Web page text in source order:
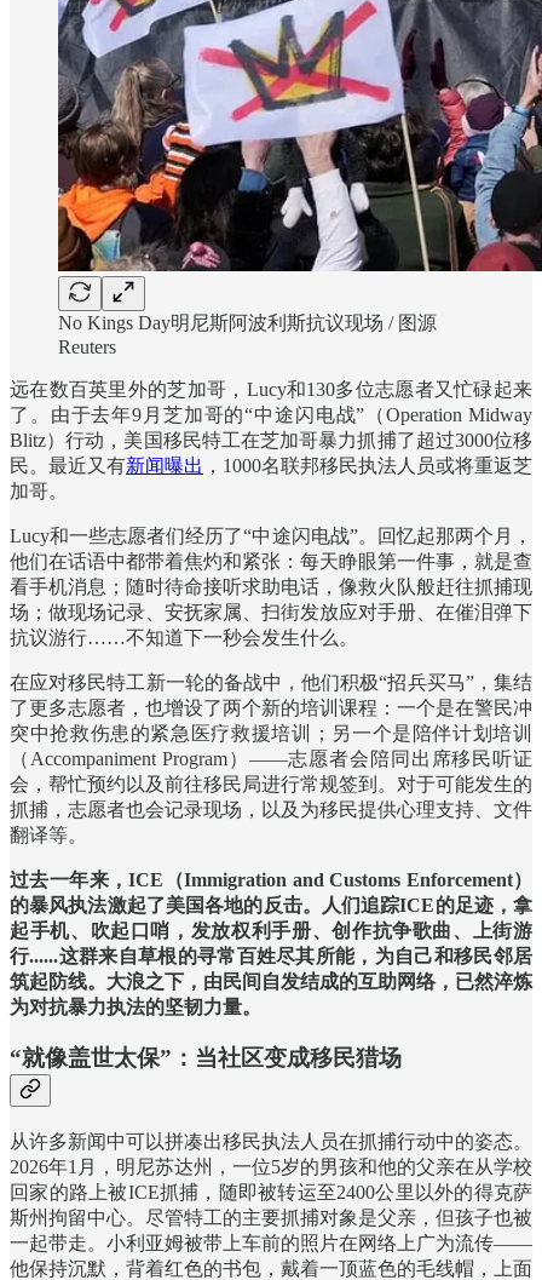
No Kings Day明尼斯阿波利斯抗议现场 / 图源
Reuters
远在数百英里外的芝加哥，Lucy和130多位志愿者又忙碌起来
了。由于去年9月芝加哥的“中途闪电战”（Operation Midway
Blitz）行动，美国移民特工在芝加哥暴力抓捕了超过3000位移
民。最近又有新闻曝出 ，1000名联邦移民执法人员或将重返芝
加哥。
Lucy和一些志愿者们经历了“中途闪电战”。回忆起那两个月，
他们在话语中都带着焦灼和紧张：每天睁眼第一件事，就是查
看手机消息；随时待命接听求助电话，像救火队般赶往抓捕现
场；做现场记录、安抚家属、扫街发放应对手册、在催泪弹下
抗议游行……不知道下一秒会发生什么。
在应对移民特工新一轮的备战中，他们积极“招兵买马”，集结
了更多志愿者，也增设了两个新的培训课程：一个是在警民冲
突中抢救伤患的紧急医疗救援培训；另一个是陪伴计划培训
（Accompaniment Program）——志愿者会陪同出席移民听证
会，帮忙预约以及前往移民局进行常规签到。对于可能发生的
抓捕，志愿者也会记录现场，以及为移民提供心理支持、文件
翻译等。
过去一年来，ICE（Immigration and Customs Enforcement）
的暴风执法激起了美国各地的反击。人们追踪ICE的足迹，拿
起手机、吹起口哨，发放权利手册、创作抗争歌曲、上街游
行......这群来自草根的寻常百姓尽其所能，为自己和移民邻居
筑起防线。大浪之下，由民间自发结成的互助网络，已然淬炼
为对抗暴力执法的坚韧力量。
“就像盖世太保”：当社区变成移民猎场
从许多新闻中可以拼凑出移民执法人员在抓捕行动中的姿态。
2026年1月，明尼苏达州，一位5岁的男孩和他的父亲在从学校
回家的路上被ICE抓捕，随即被转运至2400公里以外的得克萨
斯州拘留中心。尽管特工的主要抓捕对象是父亲，但孩子也被
一起带走。小利亚姆被带上车前的照片在网络上广为流传——
他保持沉默，背着红色的书包，戴着一顶蓝色的毛线帽，上面